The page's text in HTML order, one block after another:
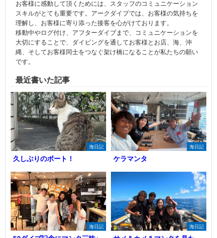
お客様に感動して頂くためには、スタッフのコミュニケーション
スキルがとても重要です。アークダイブでは、お客様の気持ちを
理解し、お客様に寄り添った接客を心がけております。
移動中やログ付け、アフターダイブまで、コミュニケーションを
大切にすることで、ダイビングを通してお客様とお店、海、沖
縄、そしてお客様同士をつなぐ架け橋になることが私たちの願い
です。
最近書いた記事
海日記
久しぶりのボート！
海日記
ケラマンタ
海日記 海日記